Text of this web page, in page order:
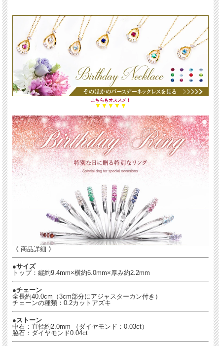
こちらもオススメ！
▼▼▼▼▼
《 商品詳細 》
●サイズ
トップ：縦約9.4mm×横約6.0mm×厚み約2.2mm
●チェーン
全長約40.0cm（3cm部分にアジャスターカン付き）
チェーンの種類：0.2カットアズキ
●ストーン
中石：直径約2.0mm （ダイヤモンド：0.03ct）
脇石：ダイヤモンド0.04ct